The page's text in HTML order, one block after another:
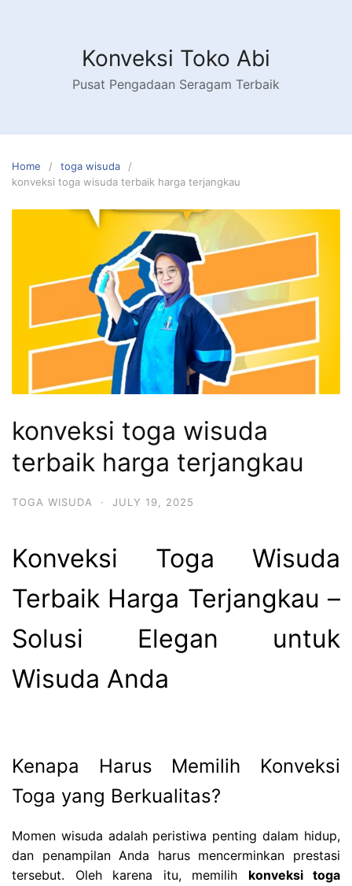
Konveksi Toko Abi
Pusat Pengadaan Seragam Terbaik
Home
toga wisuda
konveksi toga wisuda terbaik harga terjangkau
konveksi toga wisuda
terbaik harga terjangkau
TOGA WISUDA · JULY 19, 2025
Konveksi Toga Wisuda
Terbaik Harga Terjangkau –
Solusi Elegan untuk
Wisuda Anda
Kenapa Harus Memilih Konveksi
Toga yang Berkualitas?
Momen wisuda adalah peristiwa penting dalam hidup,
dan penampilan Anda harus mencerminkan prestasi
tersebut. Oleh karena itu, memilih konveksi toga